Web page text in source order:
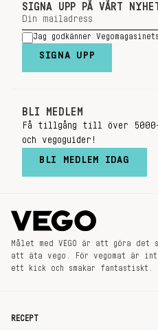
SIGNA UPP PÅ VÅRT
Jag godkänner
SIGNA UPP
BLI MEDLEM
Få tillgång till över
och vegoguider!
BLI MEDLEM IDAG
Målet med VEGO är att göra
att äta vego. För vegomat är
ett kick och smakar fantastiskt.
RECEPT